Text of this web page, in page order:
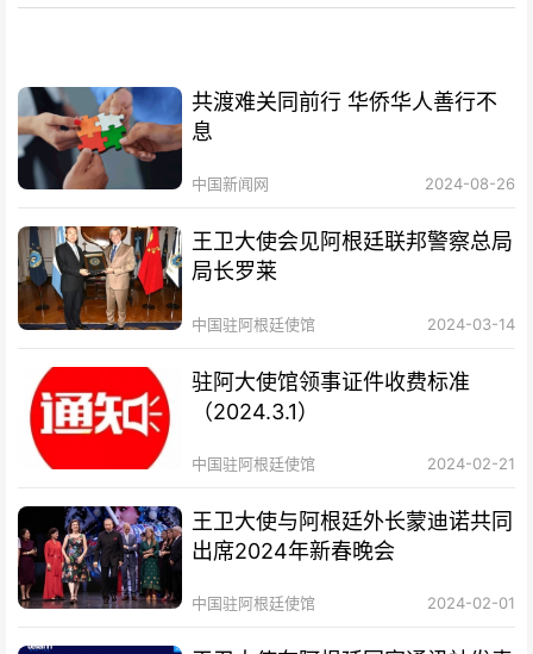
共渡难关同前行 华侨华人善行不
息
中国新闻网 2024-08-26
王卫大使会见阿根廷联邦警察总局
局长罗莱
中国驻阿根廷使馆 2024-03-14
驻阿大使馆领事证件收费标准
（2024.3.1）
中国驻阿根廷使馆 2024-02-21
王卫大使与阿根廷外长蒙迪诺共同
出席2024年新春晚会
中国驻阿根廷使馆 2024-02-01